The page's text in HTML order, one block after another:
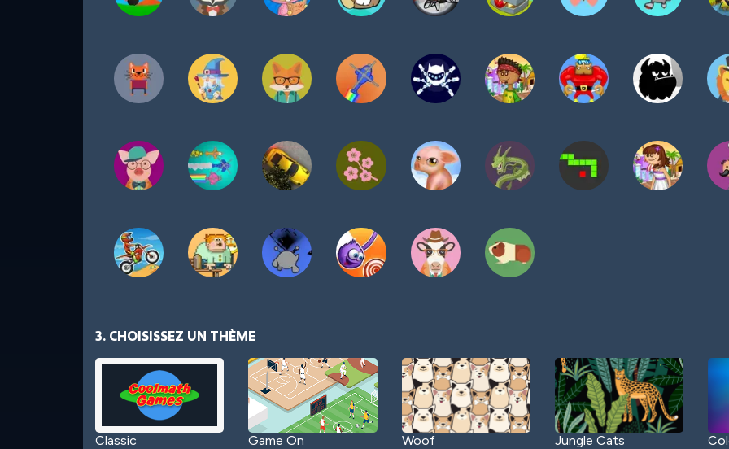
3. CHOISISSEZ UN THÈME
Classic Game On Woof Jungle Cats